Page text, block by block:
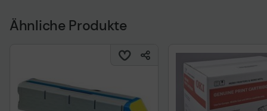
Ähnliche Produkte